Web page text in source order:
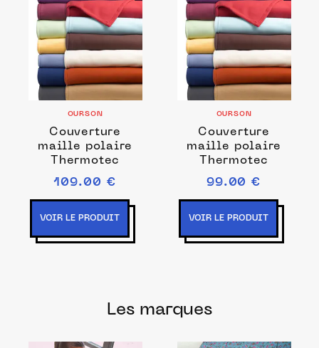
OURSON
Couverture
maille polaire
Thermotec
109.00 €
VOIR LE PRODUIT
OURSON
Couverture
maille polaire
Thermotec
99.00 €
VOIR LE PRODUIT
Les marques